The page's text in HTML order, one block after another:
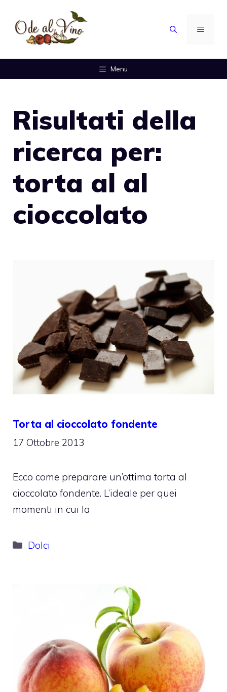
contenuto
MENU
Menu
Risultati della
ricerca per:
torta al al
cioccolato
Torta al cioccolato fondente
17 Ottobre 2013
Ecco come preparare un’ottima torta al
cioccolato fondente. L’ideale per quei
momenti in cui la
Categorie
Dolci